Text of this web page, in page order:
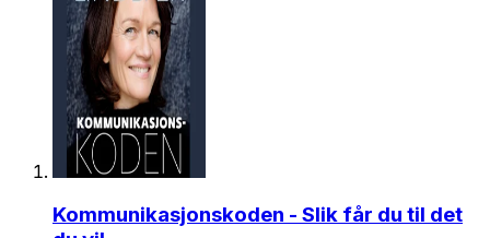
Kommunikasjonskoden - Slik får du til det